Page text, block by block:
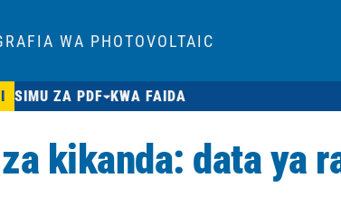
WA PHOTOVOLTAIC
SIMU ZA PDF KWA FAIDA
kikanda: data ya